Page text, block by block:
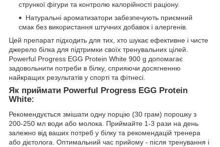
стрункої фігури та контролю калорійності раціону.
Натуральні ароматизатори забезпечують приємний
смак без використання штучних добавок і алергенів.
Цей препарат підходить для тих, хто шукає ефективне і чисте
джерело білка для підтримки своїх тренувальних цілей.
Powerful Progress EGG Protein White 900 g допомагає
задовольнити потреби в білку, сприяючи досягненню
найкращих результатів у спорті та фітнесі.
Як приймати Powerful Progress EGG Protein
White:
Рекомендується змішати одну порцію (30 грам) порошку з
200-250 мл води або молока. Приймайте 1-3 рази на день
залежно від ваших потреб у білку та рекомендацій тренера
або дієтолога. Оптимальний час прийому - після тренування і